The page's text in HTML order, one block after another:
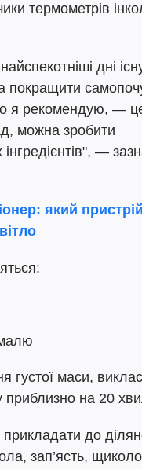
термометрів
дні
покращити
я рекомендую, — це
можна зробити
—
який пристрій
густої маси,
приблизно на 20
до
зап’ясть,